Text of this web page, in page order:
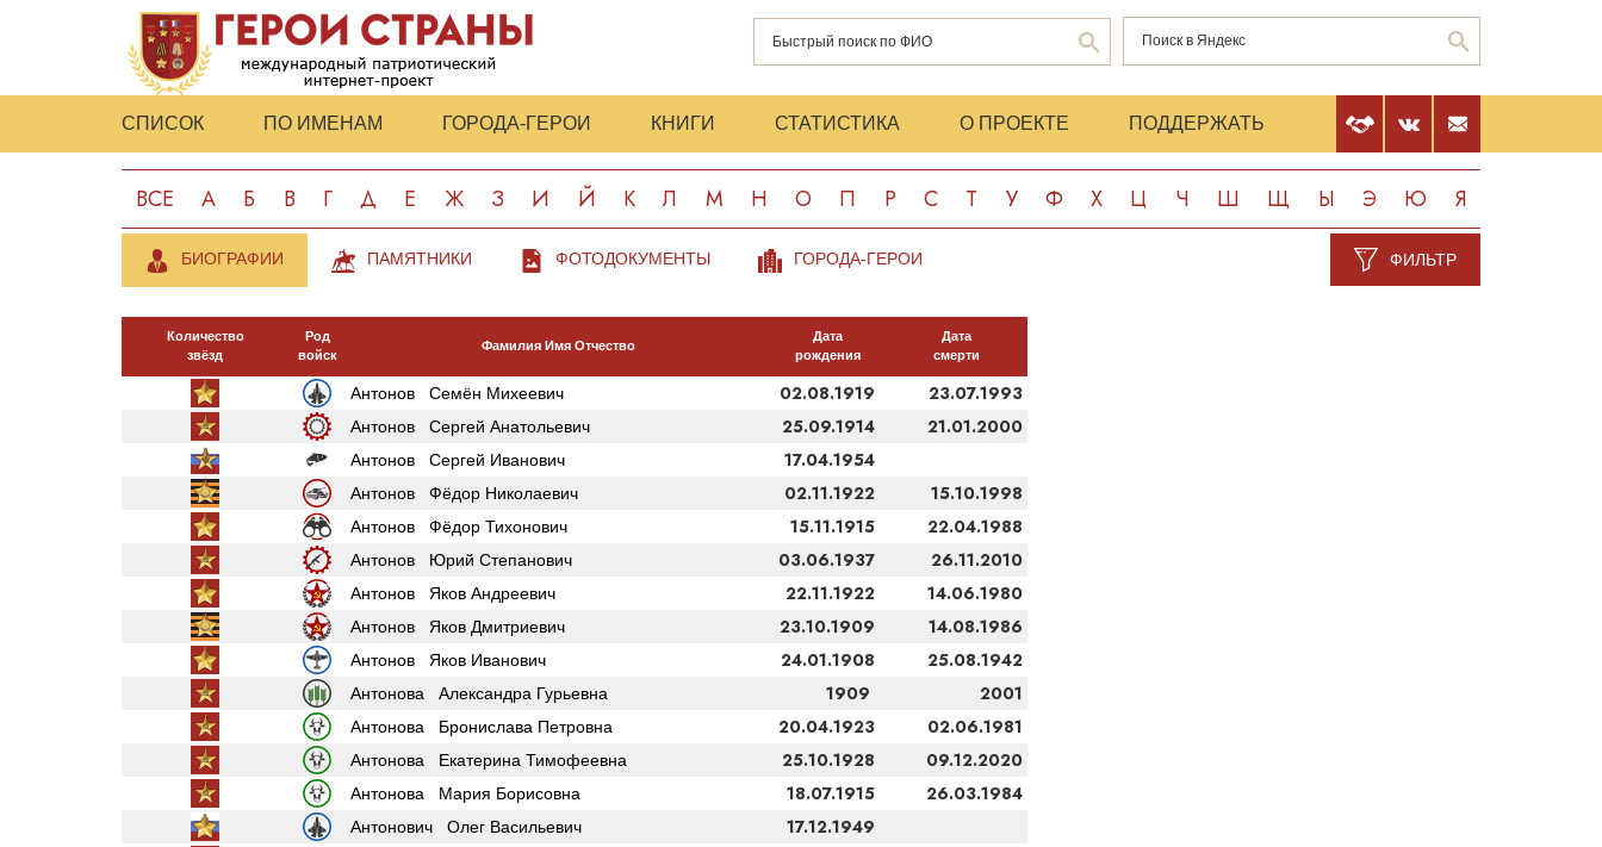
СПИСОК ПО ИМЕНАМ ГОРОДА-ГЕРОИ КНИГИ СТАТИСТИКА О ПРОЕКТЕ ПОДДЕРЖАТЬ
ВСЕ А Б В Г Д Е Ж З И Й К Л М Н О П Р С Т У Ф Х Ц Ч Ш Щ Ы Э Ю Я
БИОГРАФИИ ПАМЯТНИКИ ФОТОДОКУМЕНТЫ ГОРОДА-ГЕРОИ ФИЛЬТР
Количество
звёзд
Род
войск
Фамилия Имя Отчество
Дата
рождения
Дата
смерти
Антонов Семён Михеевич 02.08.1919 23.07.1993
Антонов Сергей Анатольевич 25.09.1914 21.01.2000
Антонов Сергей Иванович 17.04.1954
Антонов Фёдор Николаевич 02.11.1922 15.10.1998
Антонов Фёдор Тихонович 15.11.1915 22.04.1988
Антонов Юрий Степанович 03.06.1937 26.11.2010
Антонов Яков Андреевич 22.11.1922 14.06.1980
Антонов Яков Дмитриевич 23.10.1909 14.08.1986
Антонов Яков Иванович 24.01.1908 25.08.1942
Антонова Александра Гурьевна 1909 2001
Антонова Бронислава Петровна 20.04.1923 02.06.1981
Антонова Екатерина Тимофеевна 25.10.1928 09.12.2020
Антонова Мария Борисовна 18.07.1915 26.03.1984
Антонович Олег Васильевич 17.12.1949